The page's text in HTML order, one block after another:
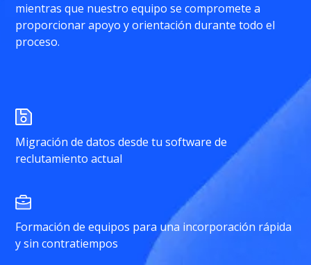
mientras que nuestro equipo se compromete a
proporcionar apoyo y orientación durante todo el
proceso.
Migración de datos desde tu software de
reclutamiento actual
Formación de equipos para una incorporación rápida
y sin contratiempos